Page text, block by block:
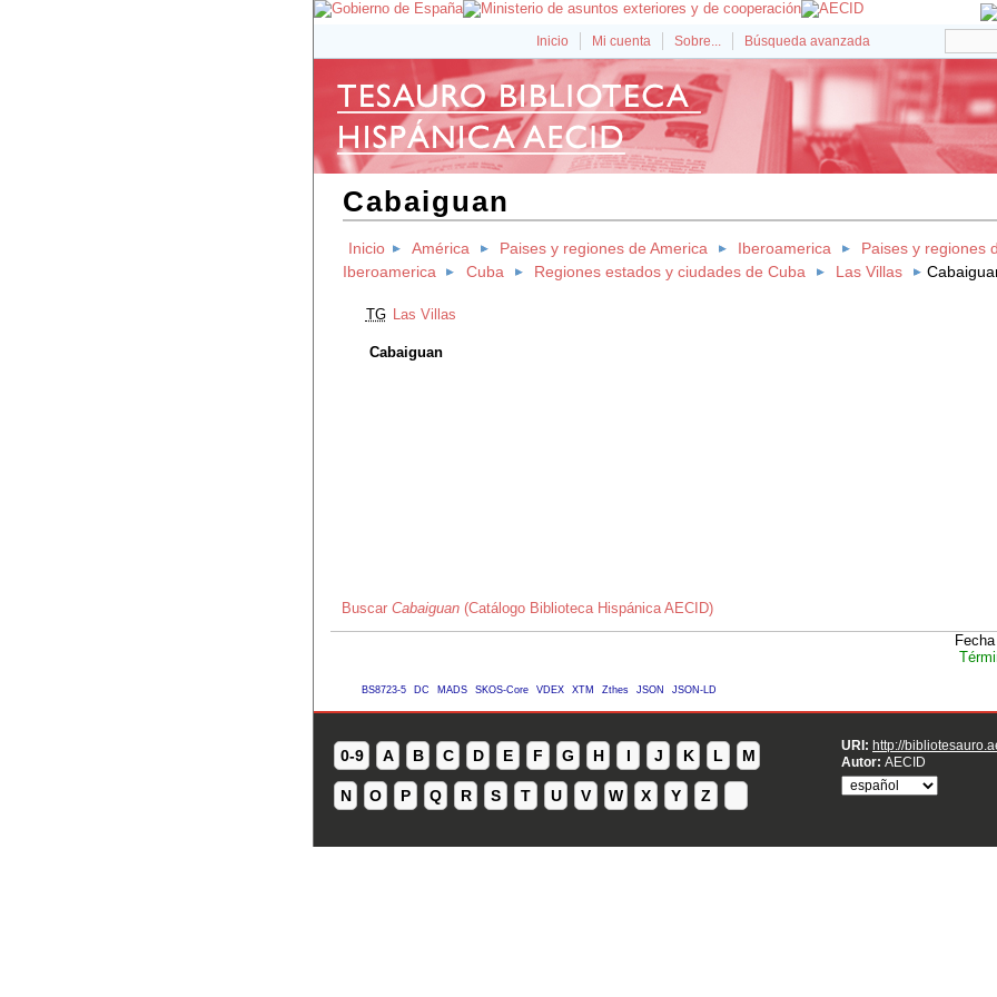
Inicio Mi cuenta Sobre... Búsqueda avanzada
Cabaiguan
Inicio América Paises y regiones de America Iberoamerica
Paises y regiones
Iberoamerica
Cuba Regiones estados y ciudades de Cuba Las Villas
TG Las Villas
Cabaiguan
Buscar Cabaiguan (Catálogo Biblioteca Hispánica AECID)
BS8723-5 DC MADS SKOS-Core VDEX XTM Zthes JSON JSON-LD
0-9 A B C D E F G H I J K L M
N O P Q R S T U V W X Y Z
URI: http://
Autor: AECID